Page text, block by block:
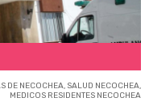
DE NECOCHEA, SALUD NECOCHEA,
MEDICOS RESIDENTES NECOCHEA